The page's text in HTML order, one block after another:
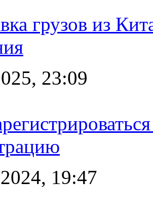
грузов из
23:09
19:47